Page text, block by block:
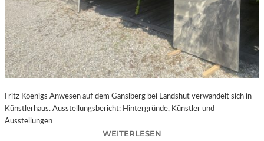
Fritz Koenigs Anwesen auf dem Ganslberg bei Landshut verwandelt sich in
Künstlerhaus. Ausstellungsbericht: Hintergründe, Künstler und
Ausstellungen
WEITERLESEN